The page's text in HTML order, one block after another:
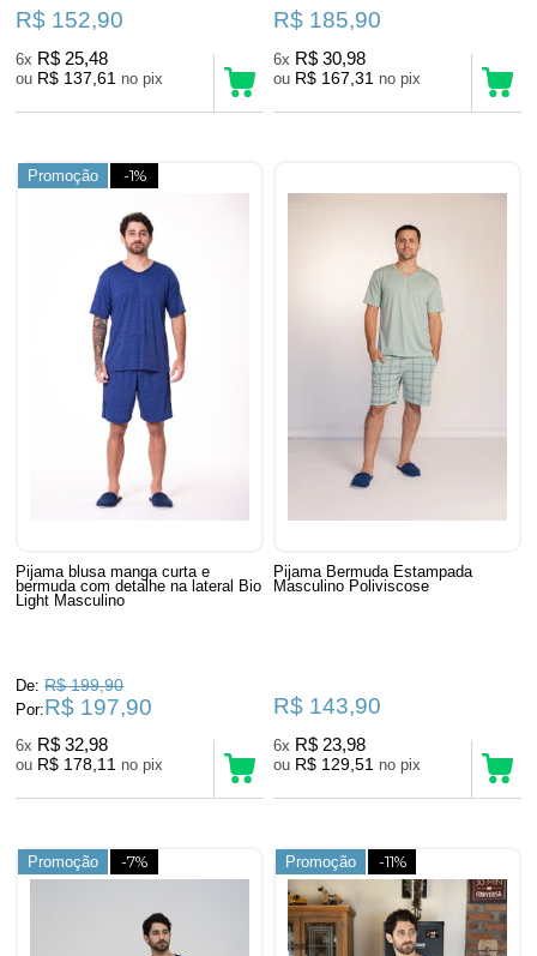
R$ 152,90
6x R$ 25,48
ou R$ 137,61 no pix
R$ 185,90
6x R$ 30,98
ou R$ 167,31 no pix
Promoção -1%
Pijama blusa manga curta e
bermuda com detalhe na lateral Bio
Light Masculino
De: R$ 199,90
Por:R$ 197,90
6x R$ 32,98
ou R$ 178,11 no pix
Pijama Bermuda Estampada
Masculino Poliviscose
R$ 143,90
6x R$ 23,98
ou R$ 129,51 no pix
Promoção -7% Promoção -11%